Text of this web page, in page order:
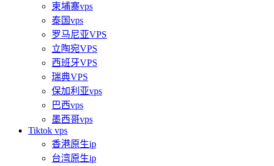
柬埔寨vps
泰国vps
罗马尼亚VPS
立陶宛VPS
西班牙VPS
瑞典VPS
保加利亚vps
巴西vps
墨西哥vps
Tiktok vps
香港原生ip
台湾原生ip